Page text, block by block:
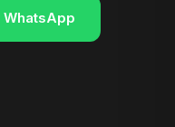
WhatsApp